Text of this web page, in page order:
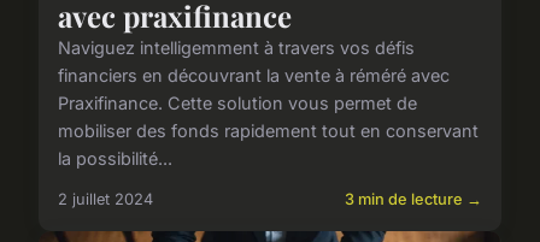
avec praxifinance
Naviguez intelligemment à travers vos défis
financiers en découvrant la vente à réméré avec
Praxifinance. Cette solution vous permet de
mobiliser des fonds rapidement tout en conservant
la possibilité...
2 juillet 2024 3 min de lecture →